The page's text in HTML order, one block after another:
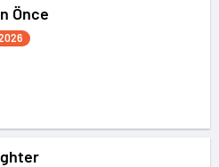
dar görüşlü komşuları
körükler.
Önce